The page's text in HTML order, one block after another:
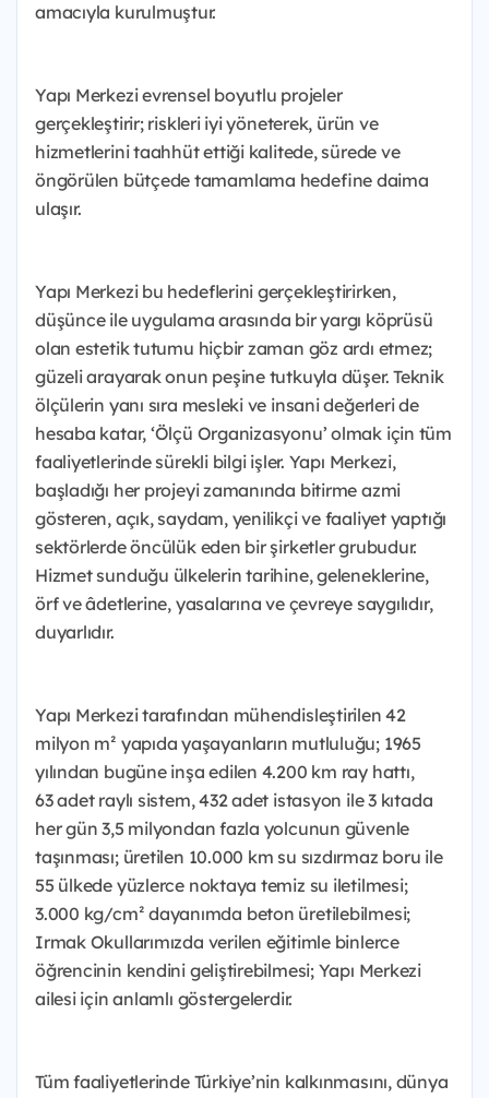
amacıyla kurulmuştur.
Yapı Merkezi evrensel boyutlu projeler
gerçekleştirir; riskleri iyi yöneterek, ürün ve
hizmetlerini taahhüt ettiği kalitede, sürede ve
öngörülen bütçede tamamlama hedefine daima
ulaşır.
Yapı Merkezi bu hedeflerini gerçekleştirirken,
düşünce ile uygulama arasında bir yargı köprüsü
olan estetik tutumu hiçbir zaman göz ardı etmez;
güzeli arayarak onun peşine tutkuyla düşer. Teknik
ölçülerin yanı sıra mesleki ve insani değerleri de
hesaba katar, ‘Ölçü Organizasyonu’ olmak için tüm
faaliyetlerinde sürekli bilgi işler. Yapı Merkezi,
başladığı her projeyi zamanında bitirme azmi
gösteren, açık, saydam, yenilikçi ve faaliyet yaptığı
sektörlerde öncülük eden bir şirketler grubudur.
Hizmet sunduğu ülkelerin tarihine, geleneklerine,
örf ve âdetlerine, yasalarına ve çevreye saygılıdır,
duyarlıdır.
Yapı Merkezi tarafından mühendisleştirilen 42
milyon m² yapıda yaşayanların mutluluğu; 1965
yılından bugüne inşa edilen 4.200 km ray hattı,
63 adet raylı sistem, 432 adet istasyon ile 3 kıtada
her gün 3,5 milyondan fazla yolcunun güvenle
taşınması; üretilen 10.000 km su sızdırmaz boru ile
55 ülkede yüzlerce noktaya temiz su iletilmesi;
3.000 kg/cm² dayanımda beton üretilebilmesi;
Irmak Okullarımızda verilen eğitimle binlerce
öğrencinin kendini geliştirebilmesi; Yapı Merkezi
ailesi için anlamlı göstergelerdir.
Tüm faaliyetlerinde Türkiye’nin kalkınmasını, dünya